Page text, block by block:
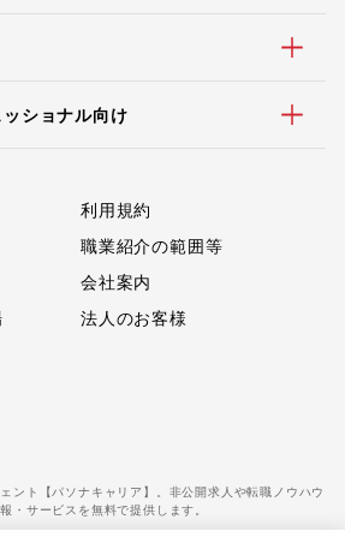
ショナル向け
利用規約
職業紹介の範囲等
会社案内
法人のお客様
ント【パソナキャリア】。非公開求人や転職ノウハウ
・サービスを無料で提供します。